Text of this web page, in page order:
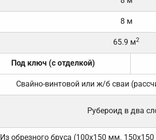
8 м
65.9 м2
Под ключ (с отделкой)
Свайно-винтовой или ж/б сваи
Рубероид в два
Из обрезного бруса (100х150 мм.